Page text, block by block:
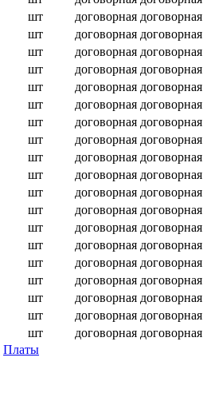
шт договорная договорная
шт договорная договорная
шт договорная договорная
шт договорная договорная
шт договорная договорная
шт договорная договорная
шт договорная договорная
шт договорная договорная
шт договорная договорная
шт договорная договорная
шт договорная договорная
шт договорная договорная
шт договорная договорная
шт договорная договорная
шт договорная договорная
шт договорная договорная
шт договорная договорная
шт договорная договорная
шт договорная договорная
Платы